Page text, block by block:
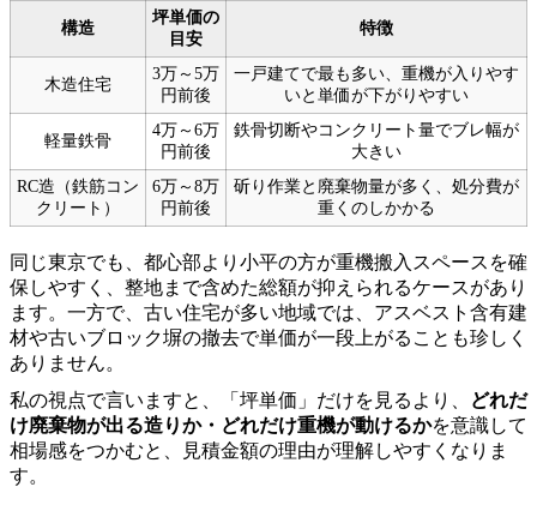
構造
坪単価の
目安
特徴
木造住宅
3万～5万
円前後
一戸建てで最も多い、重機が入りやす
いと単価が下がりやすい
軽量鉄骨
4万～6万
円前後
鉄骨切断やコンクリート量でブレ幅が
大きい
RC造（鉄筋コン
クリート）
6万～8万
円前後
斫り作業と廃棄物量が多く、処分費が
重くのしかかる
同じ東京でも、都心部より小平の方が重機搬入スペースを確
保しやすく、整地まで含めた総額が抑えられるケースがあり
ます。一方で、古い住宅が多い地域では、アスベスト含有建
材や古いブロック塀の撤去で単価が一段上がることも珍しく
ありません。
私の視点で言いますと、「坪単価」だけを見るより、
どれだ
け廃棄物が出る造りか・どれだけ重機が動けるかを意識して
相場感をつかむと、見積金額の理由が理解しやすくなりま
す。